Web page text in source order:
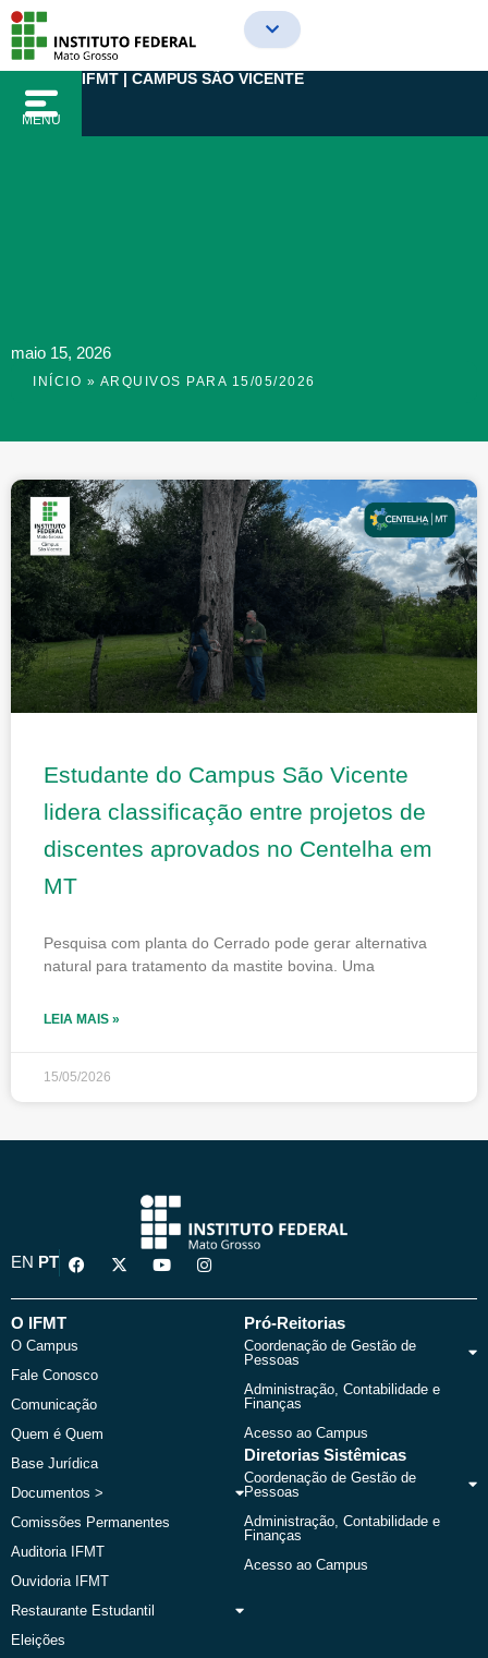
para
conteúdo
MENU
IFMT | CAMPUS SÃO VICENTE
maio 15, 2026
INÍCIO » ARQUIVOS PARA 15/05/2026
Estudante do Campus São Vicente
lidera classificação entre projetos de
discentes aprovados no Centelha em
MT
Pesquisa com planta do Cerrado pode gerar alternativa
natural para tratamento da mastite bovina. Uma
LEIA MAIS »
15/05/2026
EN PT
F
a
e
o
k
X
-
w
Y
o
t
I
n
t
O IFMT
O Campus
Fale Conosco
Comunicação
Quem é Quem
Base Jurídica
Documentos >
Comissões Permanentes
Auditoria IFMT
Ouvidoria IFMT
Restaurante Estudantil
Eleições
Pró-Reitorias
Coordenação de Gestão de
Pessoas
Administração, Contabilidade e
Finanças
Acesso ao Campus
Diretorias Sistêmicas
Coordenação de Gestão de
Pessoas
Administração, Contabilidade e
Finanças
Acesso ao Campus